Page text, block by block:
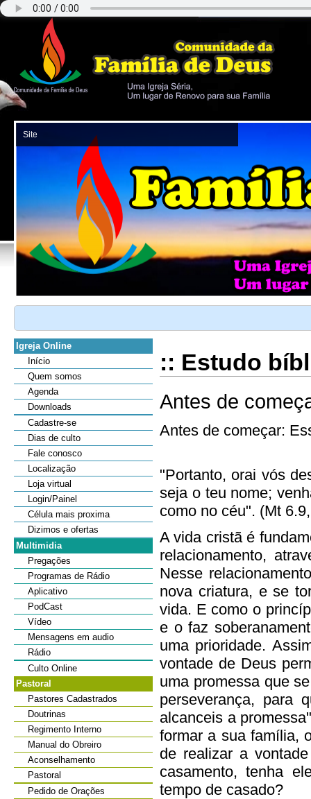
Igreja Online
Início
Quem somos
Agenda
Downloads
Cadastre-se
Dias de culto
Fale conosco
Localização
Loja virtual
Login/Painel
Célula mais proxima
Dizimos e ofertas
Multimidia
Pregações
Programas de Rádio
Aplicativo
PodCast
Vídeo
Mensagens em audio
Rádio
Culto Online
Pastoral
Pastores Cadastrados
Doutrinas
Regimento Interno
Manual do Obreiro
Aconselhamento
Pastoral
Pedido de Orações
:: Estudo
Antes de
Antes de começar:
"Portanto, orai vós
seja o teu nome;
como no céu". (Mt
A vida cristã é
relacionamento,
Nesse
nova criatura, e se
vida. E como o
e o faz
uma prioridade.
vontade de Deus
uma promessa que
perseverança, para
alcanceis a
formar a sua família,
de realizar a
casamento, tenha
tempo de casado?